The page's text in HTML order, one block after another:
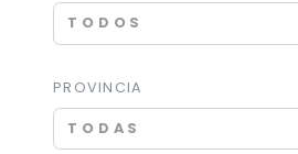
TODOS
PROVINCIA
TODAS